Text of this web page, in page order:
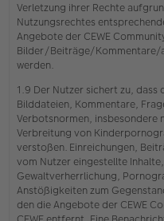
Verletzung ihrer Rechte
Nutzungsrechtes
Angebote der CEWE
Bilder/Beiträge/Kommentare/
werden.
1.9 Der Nutzer sichert zu,
Bilddateien, Kommentare,
Verbotsnormen, insbesondere
Verbreitung von
verstoßen. Einreichungen,
vom Nutzer eingestellte
Gewaltverherrlichung,
Anstößigkeiten zum
den die Angebote der CEWE